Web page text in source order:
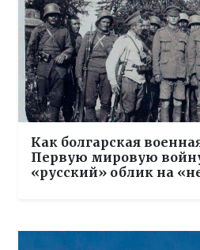
Как болгарская
Первую мировую
«русский» облик на